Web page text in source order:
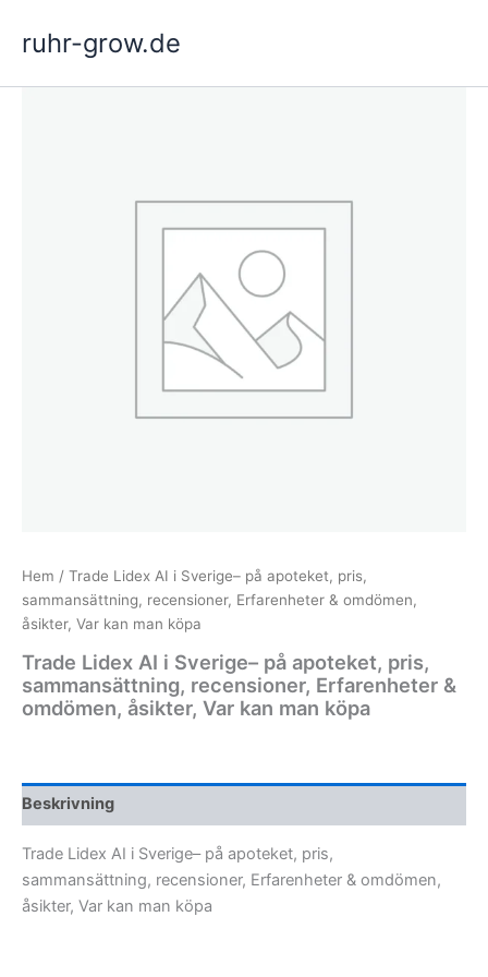
ruhr-grow.de
Hem / Trade Lidex AI i Sverige– på apoteket, pris,
sammansättning, recensioner, Erfarenheter & omdömen,
åsikter, Var kan man köpa
Trade Lidex AI i Sverige– på apoteket, pris,
sammansättning, recensioner, Erfarenheter &
omdömen, åsikter, Var kan man köpa
Beskrivning
Trade Lidex AI i Sverige– på apoteket, pris,
sammansättning, recensioner, Erfarenheter & omdömen,
åsikter, Var kan man köpa